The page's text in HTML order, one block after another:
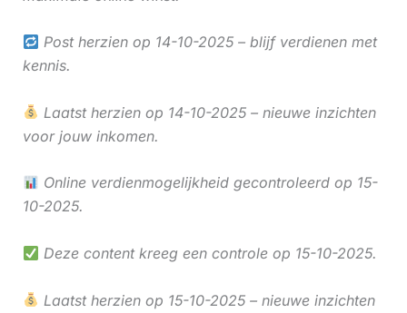
Post herzien op 14-10-2025 – blijf verdienen met
kennis.
Laatst herzien op 14-10-2025 – nieuwe inzichten
voor jouw inkomen.
Online verdienmogelijkheid gecontroleerd op 15-
10-2025.
Deze content kreeg een controle op 15-10-2025.
Laatst herzien op 15-10-2025 – nieuwe inzichten